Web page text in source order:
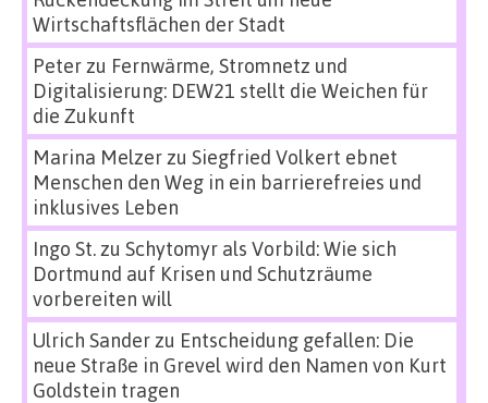
Wirtschaftsflächen der Stadt
Peterzu Fernwärme, Stromnetz und
Digitalisierung: DEW21 stellt die Weichen für
die Zukunft
Marina Melzerzu Siegfried Volkert ebnet
Menschen den Weg in ein barrierefreies und
inklusives Leben
Ingo St.zu Schytomyr als Vorbild: Wie sich
Dortmund auf Krisen und Schutzräume
vorbereiten will
Ulrich Sanderzu Entscheidung gefallen: Die
neue Straße in Grevel wird den Namen von Kurt
Goldstein tragen